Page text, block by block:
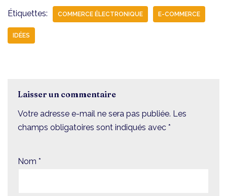
Étiquettes: COMMERCE ÉLECTRONIQUE E-COMMERCE
IDÉES
Laisser un commentaire
Votre adresse e-mail ne sera pas publiée. Les
champs obligatoires sont indiqués avec *
Nom *